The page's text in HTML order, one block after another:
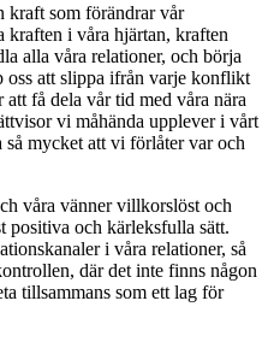
kraft som förändrar vår
kraften i våra hjärtan, kraften
alla våra relationer, och börja
oss att slippa ifrån varje konflikt
få dela vår tid med våra nära
vi måhända upplever i vårt
så mycket att vi förlåter var och
våra vänner villkorslöst och
positiva och kärleksfulla sätt.
i våra relationer, så
där det inte finns någon
tillsammans som ett lag för